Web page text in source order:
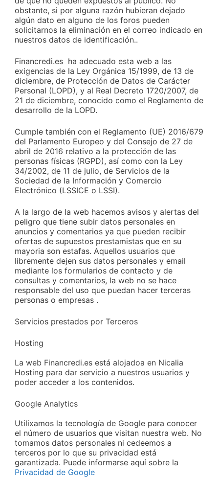
obstante, si por alguna razón hubieran dejado
algún dato en alguno de los foros pueden
solicitarnos la eliminación en el correo indicado en
nuestros datos de identificación..
Financredi.es ha adecuado esta web a las
exigencias de la Ley Orgánica 15/1999, de 13 de
diciembre, de Protección de Datos de Carácter
Personal (LOPD), y al Real Decreto 1720/2007, de
21 de diciembre, conocido como el Reglamento de
desarrollo de la LOPD.
Cumple también con el Reglamento (UE) 2016/679
del Parlamento Europeo y del Consejo de 27 de
abril de 2016 relativo a la protección de las
personas físicas (RGPD), así como con la Ley
34/2002, de 11 de julio, de Servicios de la
Sociedad de la Información y Comercio
Electrónico (LSSICE o LSSI).
A la largo de la web hacemos avisos y alertas del
peligro que tiene subir datos personales en
anuncios y comentarios ya que pueden recibir
ofertas de supuestos prestamistas que en su
mayoria son estafas. Aquellos usuarios que
libremente dejen sus datos personales y email
mediante los formularios de contacto y de
consultas y comentarios, la web no se hace
responsable del uso que puedan hacer terceras
personas o empresas .
Servicios prestados por Terceros
Hosting
La web Financredi.es está alojadoa en Nicalia
Hosting para dar servicio a nuestros usuarios y
poder acceder a los contenidos.
Google Analytics
Utilixamos la tecnología de Google para conocer
el número de usuarios que visitan nuestra web. No
tomamos datos personales ni cedeemos a
terceros por lo que su privacidad está
garantizada. Puede informarse aquí sobre la
Privacidad de Google